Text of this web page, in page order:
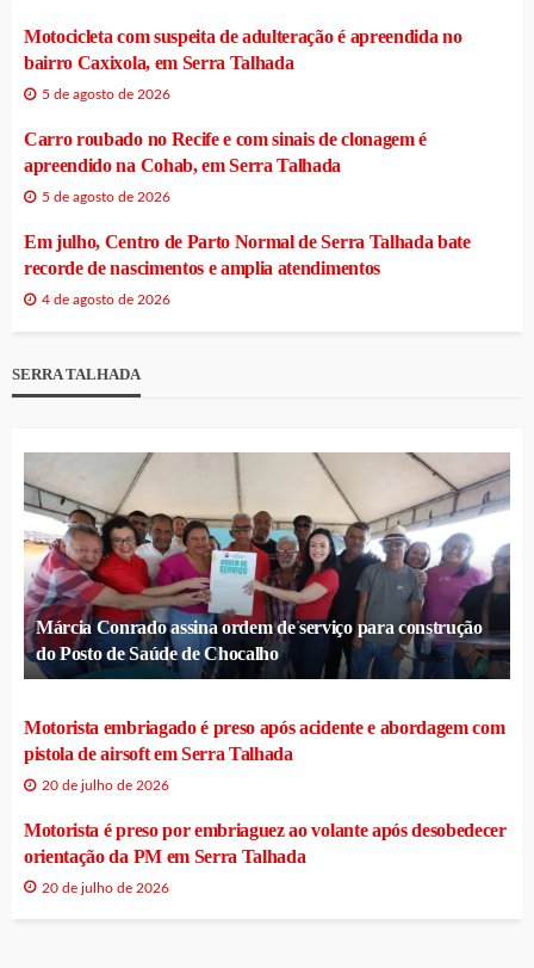
Motocicleta com suspeita de adulteração é apreendida no
bairro Caxixola, em Serra Talhada
5 de agosto de 2026
Carro roubado no Recife e com sinais de clonagem é
apreendido na Cohab, em Serra Talhada
5 de agosto de 2026
Em julho, Centro de Parto Normal de Serra Talhada bate
recorde de nascimentos e amplia atendimentos
4 de agosto de 2026
SERRA TALHADA
Márcia Conrado assina ordem de serviço para construção
do Posto de Saúde de Chocalho
Motorista embriagado é preso após acidente e abordagem com
pistola de airsoft em Serra Talhada
20 de julho de 2026
Motorista é preso por embriaguez ao volante após desobedecer
orientação da PM em Serra Talhada
20 de julho de 2026